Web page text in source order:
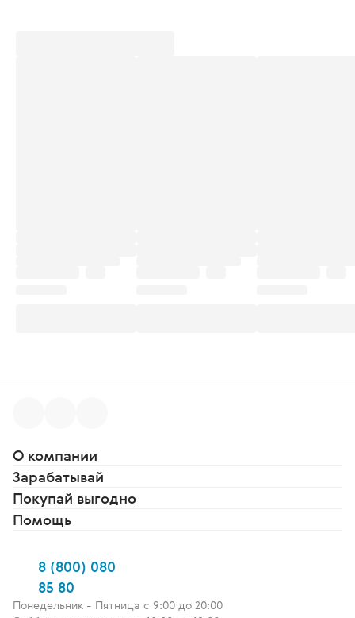
О компании
Зарабатывай
Покупай выгодно
Помощь
8 (800) 080
85 80
Понедельник - Пятница c 9:00 до 20:00